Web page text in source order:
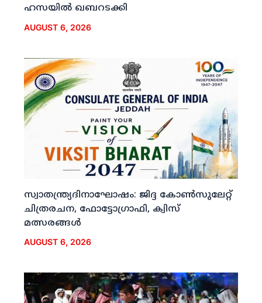
ഹസയില്‍ ഖബറടക്കി
AUGUST 6, 2026
സ്വാതന്ത്ര്യദിനാഘോഷം: ജിദ്ദ കോണ്‍സുലേറ്റ്
ചിത്രരചന, ഫോട്ടോഗ്രാഫി, ക്വിസ്
മത്സരങ്ങള്‍
AUGUST 6, 2026